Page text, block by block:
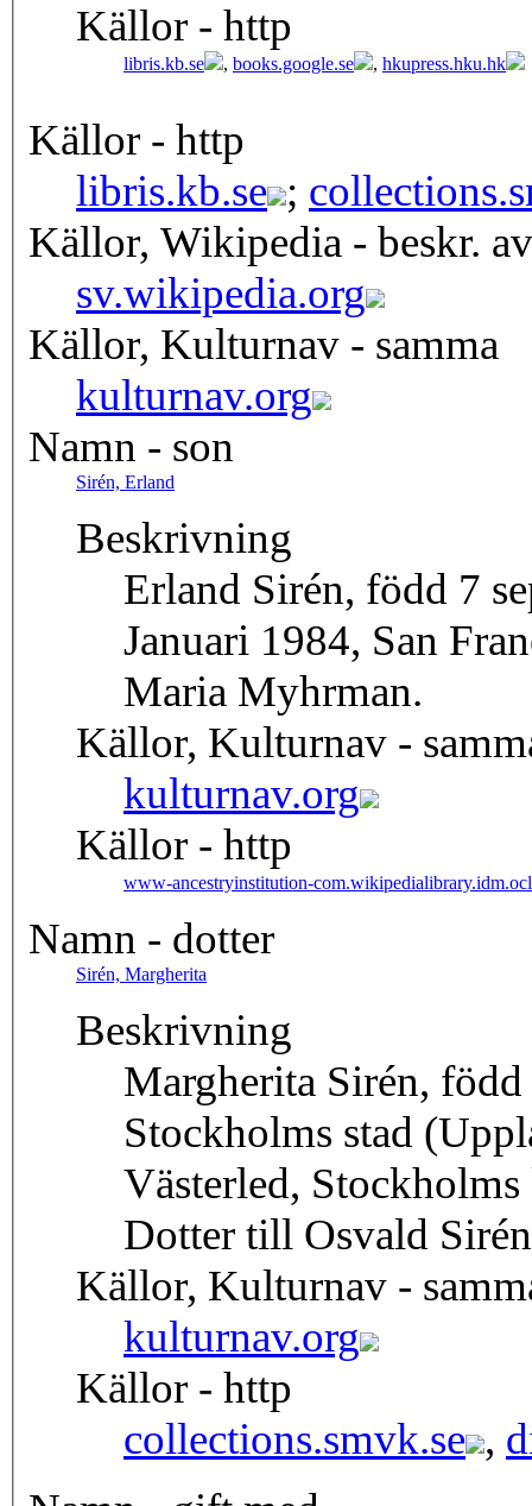
Källor - http
libris.kb.se , books.google.se , hkupress.hku.hk
Källor - http
libris.kb.se ;
Källor, Wikipedia - beskr. av
sv.wikipedia.org
Källor, Kulturnav - samma
kulturnav.org
Namn - son
Sirén, Erland
Beskrivning
Erland Sirén, född 7
Januari 1984, San
Maria Myhrman.
Källor, Kulturnav -
kulturnav.org
Källor - http
www-ancestryinstitution-
Namn - dotter
Sirén, Margherita
Beskrivning
Margherita Sirén,
Stockholms stad
Västerled,
Dotter till Osvald
Källor, Kulturnav -
kulturnav.org
Källor - http
collections.smvk.se ,